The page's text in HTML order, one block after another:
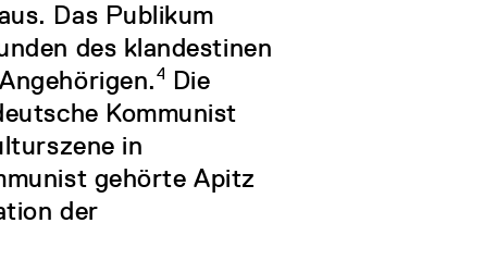
Das Publikum
des klandestinen
4 Die
Kommunist
in
gehörte Apitz
der